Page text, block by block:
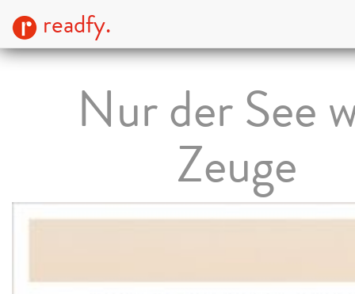
readfy.
Nur der See
Zeuge